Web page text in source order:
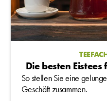
Die besten
So stellen Sie eine
Geschäft zusammen.